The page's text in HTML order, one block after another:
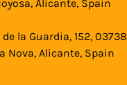
Alicante, Spain
de la Guardia, 152, 03738
Nova, Alicante, Spain